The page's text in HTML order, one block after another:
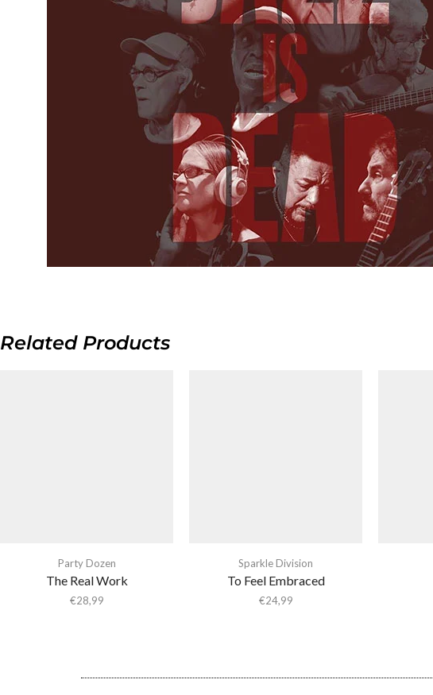
Related Products
Party Dozen
The Real Work
€28,99
Sparkle Division
To Feel Embraced
€24,99